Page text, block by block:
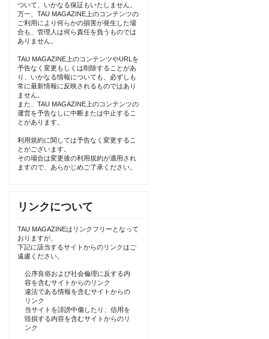
ついて、いかなる保証もいたしません。
万一、TAU MAGAZINE上のコンテンツの
ご利用により何らかの損害が発生した場
合も、管理人は何ら責任を負うものでは
ありません。
TAU MAGAZINE上のコンテンツやURLを
予告なく変更もしくは削除することがあ
り、いかなる情報についても、必ずしも
常に最新情報に反映されるものではあり
ません。
また、TAU MAGAZINE上のコンテンツの
運営を予告なしに中断または中止するこ
とがあります。
利用規約に関しては予告なく変更するこ
とがございます。
その場合は変更後の利用規約が適用され
ますので、あらかじめご了承ください。
リンクについて
TAU MAGAZINEはリンクフリーとなって
おりますが、
下記に該当するサイトからのリンクはご
遠慮ください。
公序良俗および社会倫理に反する内
容を含むサイトからのリンク
違法である情報を含むサイトからの
リンク
当サイトを誹謗中傷したり、信用を
毀損する内容を含むサイトからのリ
ンク